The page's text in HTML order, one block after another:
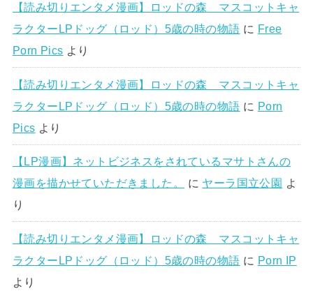
【読み切りエンタメ漫画】ロッドの森 マスコットキャ
ラクターLPドッグ（ロッド）5歳の時の物語 に Free
Porn Pics より
【読み切りエンタメ漫画】ロッドの森 マスコットキャ
ラクターLPドッグ（ロッド）5歳の時の物語 に Porn
Pics より
【LP漫画】ネットビジネスをされているマサトさんの
漫画を描かせていただきました。
に ヤーラ国立公園 よ
り
【読み切りエンタメ漫画】ロッドの森 マスコットキャ
ラクターLPドッグ（ロッド）5歳の時の物語 に Porn IP
より